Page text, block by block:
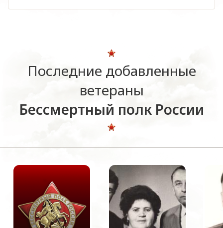
Последние добавленные
ветераны
Бессмертный полк России